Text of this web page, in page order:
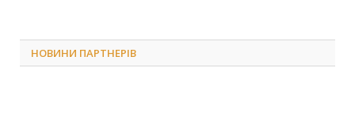
НОВИНИ ПАРТНЕРІВ